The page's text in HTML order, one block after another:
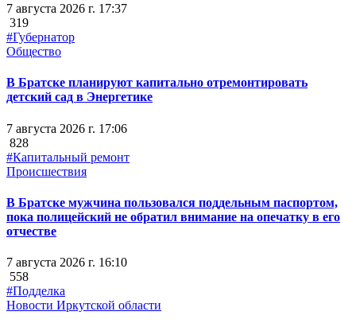
7 августа 2026 г. 17:37
319
#Губернатор
Общество
В Братске планируют капитально отремонтировать
детский сад в Энергетике
7 августа 2026 г. 17:06
828
#Капитальный ремонт
Происшествия
В Братске мужчина пользовался поддельным паспортом,
пока полицейский не обратил внимание на опечатку в его
отчестве
7 августа 2026 г. 16:10
558
#Подделка
Новости Иркутской области